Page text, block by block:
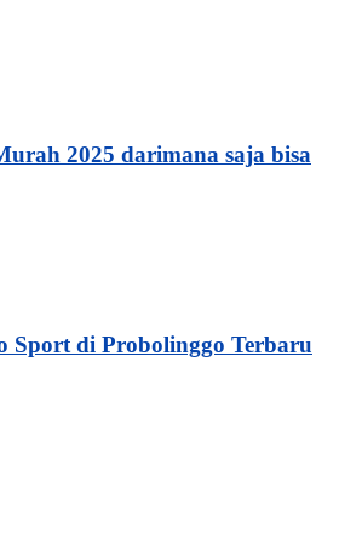
2025 darimana saja bisa
Sport di Probolinggo Terbaru